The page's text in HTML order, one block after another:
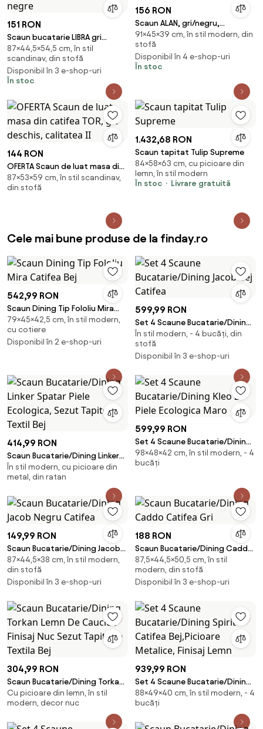
151 RON
Scaun bucatarie LIBRA gri
deschis cu picioare negre
87×44,5×54,5 cm, în stil
scandinav, din stofă
Disponibil în 3 e-shop-uri
În stoc
156 RON
Scaun ALAN, gri/negru,
stofa/metal, 45x39x91 cm
91×45×39 cm, în stil modern, din
stofă
Disponibil în 4 e-shop-uri
În stoc
144 RON
OFERTA Scaun de luat masa din
catifea TOR, gri deschis,
calitatea II
87×53×59 cm, în stil scandinav,
din stofă
1.432,68 RON
Scaun tapitat Tulip Supreme
84×58×63 cm, cu picioare din
lemn, în stil modern
În stoc
Livrare gratuită
Cele mai bune produse de la finday.ro
542,99 RON
Scaun Dining Tip Fololiu Mira
Catifea Bej
79×45×42,5 cm, în stil modern,
cu cotiere
Disponibil în 2 e-shop-uri
599,99 RON
Set 4 Scaune Bucatarie/Dining
Jacob Bej Catifea
În stil modern, - 4 bucăți, din
stofă
Disponibil în 3 e-shop-uri
414,99 RON
Scaun Bucatarie/Dining Linker
Spatar Piele Ecologica, Sezut
Tapiterie Textil Bej
În stil modern, cu picioare din
metal, din ratan
599,99 RON
Set 4 Scaune Bucatarie/Dining
Kleo 2 Piele Ecologica Maro
98×48×42 cm, în stil modern, - 4
bucăți
149,99 RON
Scaun Bucatarie/Dining Jacob
Negru Catifea
87×44,5×38 cm, în stil modern,
din stofă
Disponibil în 3 e-shop-uri
188 RON
Scaun Bucatarie/Dining Caddo
Catifea Gri
87,5×44,5×50,5 cm, în stil
modern, din stofă
Disponibil în 3 e-shop-uri
304,99 RON
Scaun Bucatarie/Dining Torkan
Lemn De Cauciuc Finisaj Nuc
Sezut Tapiterie Textila Bej
Cu picioare din lemn, în stil
modern, decor nuc
939,99 RON
Set 4 Scaune Bucatarie/Dining
Spirit Catifea Bej,Picioare
Metalice, Finisaj Lemn
88×49×40 cm, în stil modern, - 4
bucăți